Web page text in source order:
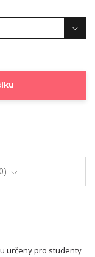
0
určeny pro studenty